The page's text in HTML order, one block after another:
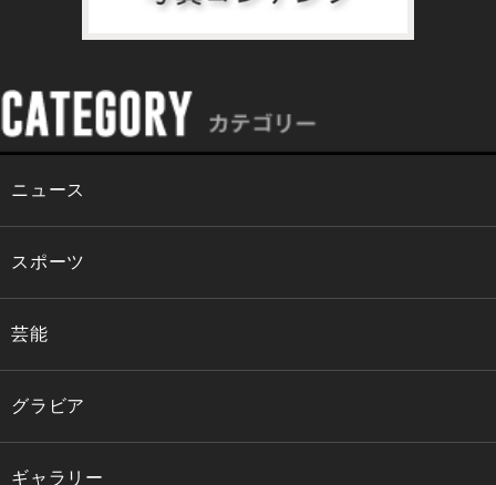
ニュース
スポーツ
芸能
グラビア
ギャラリー